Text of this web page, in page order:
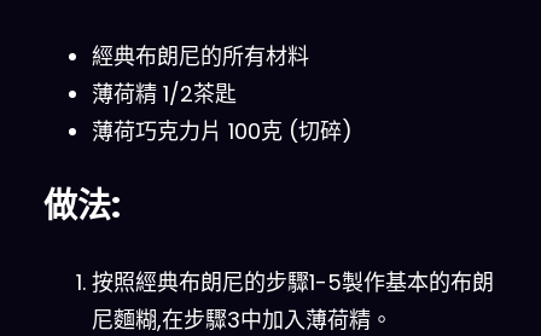
經典布朗尼的所有材料
薄荷精 1/2茶匙
薄荷巧克力片 100克 (切碎)
做法:
按照經典布朗尼的步驟1-5製作基本的布朗
尼麵糊,在步驟3中加入薄荷精。